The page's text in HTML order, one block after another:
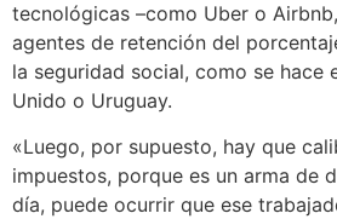
tecnológicas –como Uber o
agentes de retención del
la seguridad social, como se hace
Unido o Uruguay.
«Luego, por supuesto, hay que
impuestos, porque es un arma de
día, puede ocurrir que ese